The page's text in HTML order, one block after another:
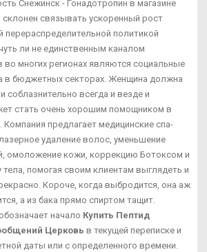
Снежинск - Гонадотропин в магазине
связывать ускоренный рост
перераспределительной политикой
ли не единственным каналом
во многих регионах являются социальные
в бюджетных секторах. Женщина должна
соблазнительно всегда и везде и
стать очень хорошим помощником в
Компания предлагает медицинские спа-
удаление волос, уменьшение
омоложение кожи, коррекцию Ботоксом и
тела, помогая своим клиентам выглядеть и
Короче, когда выбродится, она аж
а из бака прямо спиртом тащит.
начало Купить Пептид
Церковь в текущей переписке и
даты или с определенного времени.